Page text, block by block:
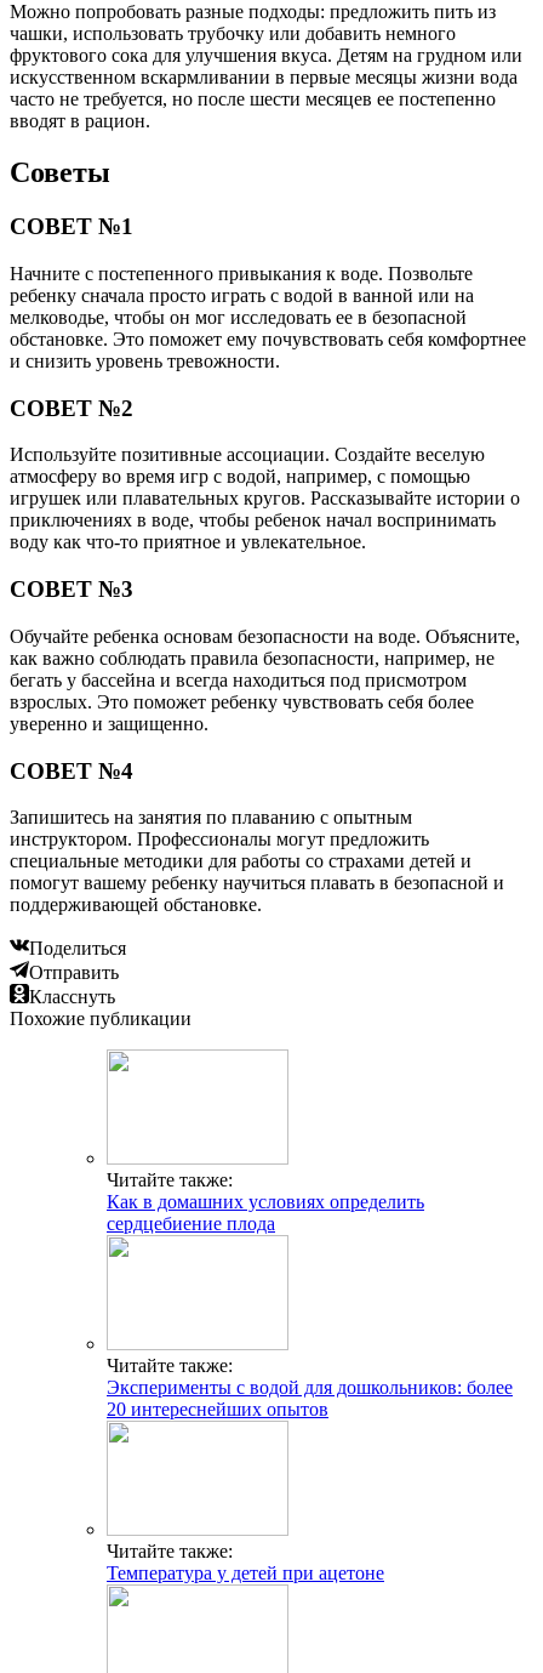
Можно попробовать разные подходы: предложить пить из
чашки, использовать трубочку или добавить немного
фруктового сока для улучшения вкуса. Детям на грудном или
искусственном вскармливании в первые месяцы жизни вода
часто не требуется, но после шести месяцев ее постепенно
вводят в рацион.
Советы
СОВЕТ №1
Начните с постепенного привыкания к воде. Позвольте
ребенку сначала просто играть с водой в ванной или на
мелководье, чтобы он мог исследовать ее в безопасной
обстановке. Это поможет ему почувствовать себя комфортнее
и снизить уровень тревожности.
СОВЕТ №2
Используйте позитивные ассоциации. Создайте веселую
атмосферу во время игр с водой, например, с помощью
игрушек или плавательных кругов. Рассказывайте истории о
приключениях в воде, чтобы ребенок начал воспринимать
воду как что-то приятное и увлекательное.
СОВЕТ №3
Обучайте ребенка основам безопасности на воде. Объясните,
как важно соблюдать правила безопасности, например, не
бегать у бассейна и всегда находиться под присмотром
взрослых. Это поможет ребенку чувствовать себя более
уверенно и защищенно.
СОВЕТ №4
Запишитесь на занятия по плаванию с опытным
инструктором. Профессионалы могут предложить
специальные методики для работы со страхами детей и
помогут вашему ребенку научиться плавать в безопасной и
поддерживающей обстановке.
Поделиться
Отправить
Класснуть
Похожие публикации
Читайте также:
Как в домашних условиях определить
сердцебиение плода
Читайте также:
Эксперименты с водой для дошкольников: более
20 интереснейших опытов
Читайте также:
Температура у детей при ацетоне